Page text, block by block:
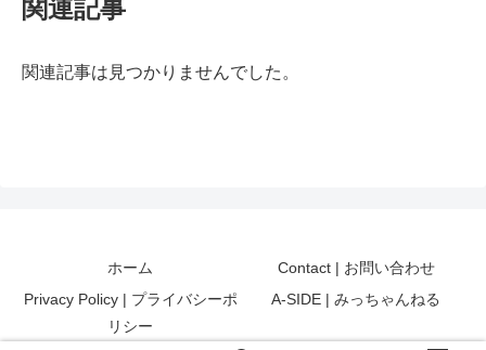
関連記事
関連記事は見つかりませんでした。
ホーム
Contact | お問い合わせ
Privacy Policy | プライバシーポ
リシー
A-SIDE | みっちゃんねる